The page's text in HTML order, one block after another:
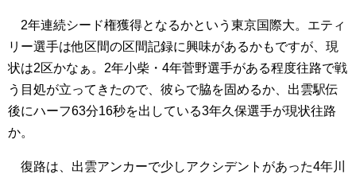
2年連続シード権獲得となるかという東京国際大。エティ
リー選手は他区間の区間記録に興味があるかもですが、現
状は2区かなぁ。2年小柴・4年菅野選手がある程度往路で戦
う目処が立ってきたので、彼らで脇を固めるか、出雲駅伝
後にハーフ63分16秒を出している3年久保選手が現状往路
か。
復路は、出雲アンカーで少しアクシデントがあった4年川